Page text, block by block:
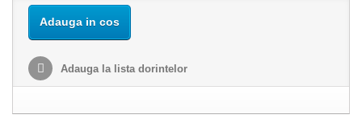
Adauga in cos
Adauga la lista dorintelor